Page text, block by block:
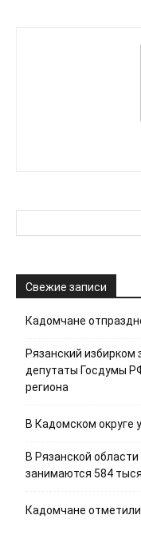
Свежие записи
Кадомчане
Рязанский избирком
депутаты Госдумы
региона
В Кадомском округе
В Рязанской
занимаются 584
Кадомчане